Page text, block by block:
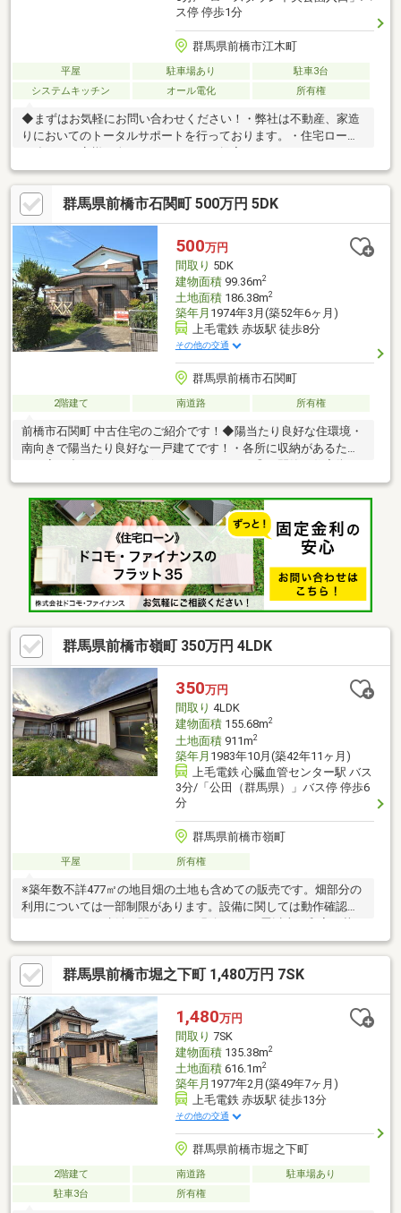
ス停 停歩1分
群馬県前橋市江木町
平屋 駐車場あり
駐車3台
システムキッチン
オール電化 所有権
◆まずはお気軽にお問い合わせください！・弊社は不動産、家造
りにおいてのトータルサポートを行っております。・住宅ローン
す。・スタッフ一同、誠心誠意ご対応させていただきます！◆経
験知識が豊富なスタッフが在籍！迅速な対応を心掛けておりま
す。・お問合せを受けてから即日ご対応をさせていただきま
す。・その他物件情報も多数ございます！お気軽にお問い合わせ
ください。
群馬県前橋市石関町 500万円 5DK
500万円
間取り 5DK
建物面積99.36m2
土地面積186.38m2
築年月 1974年3月(築52年6ヶ月)
上毛電鉄 赤坂駅 徒歩8分
その他の交通
群馬県前橋市石関町
2階建て 南道路 所有権
前橋市石関町 中古住宅のご紹介です！◆陽当たり良好な住環境・
南向きで陽当たり良好な一戸建てです！・各所に収納があるた
落ち着いた暮らしが叶います。・投資用物件としてもおすすめで
す♪◆交通アクセス良好！・上毛電気鉄道「赤坂駅」まで徒歩約8
分の好立地！・群馬県道3号まで車で約2分と、お車でのアクセス
もスムーズな立地です。◆周辺施設ご紹介・ローソン 前橋上泉町
南店：徒歩約9分（約700m）・ベイシア 前橋モール店：車で約3
分（約1，800m）・スギドラッグ 東片貝店：車で約5分（約1，
800m）
群馬県前橋市嶺町 350万円 4LDK
350万円
間取り 4LDK
建物面積155.68m2
土地面積911m2
築年月 1983年10月(築42年11ヶ月)
上毛電鉄 心臓血管センター駅 バス
3分/「公田（群馬県）」バス停 停歩6
分
群馬県前橋市嶺町
平屋 所有権
※築年数不詳477㎡の地目畑の土地も含めての販売です。畑部分の
利用については一部制限があります。設備に関しては動作確認を
着ける空間を作りたい方、シックな雰囲気のお風呂で癒されたい
方、平家の広い玄関が好きな方にはおススメの物件となっており
ます。ぜひ一度お問い合わせください。
群馬県前橋市堀之下町 1,480万円 7SK
1,480万円
間取り 7SK
建物面積135.38m2
土地面積616.1m2
築年月 1977年2月(築49年7ヶ月)
上毛電鉄 赤坂駅 徒歩13分
その他の交通
群馬県前橋市堀之下町
2階建て 南道路
駐車場あり
駐車3台
所有権